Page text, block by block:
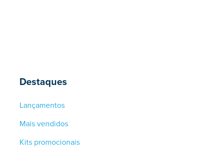
Destaques
Lançamentos
Mais vendidos
Kits promocionais